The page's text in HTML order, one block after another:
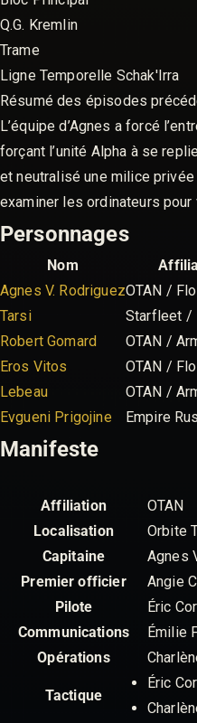
Q.G. Kremlin
Trame
Ligne Temporelle Schak'Irra
Résumé des épisodes
L’équipe d’Agnes a forcé
forçant l’unité Alpha à se
et neutralisé une milice
examiner les ordinateurs
Personnages
Nom
Agnes V. RodriguezOTAN /
Tarsi
Starfleet /
Robert Gomard
OTAN /
Eros Vitos
OTAN /
Lebeau
OTAN /
Evgueni Prigojine
Empire
Manifeste
Affiliation
OTAN
Localisation
Orbite
Capitaine
Agnes
Premier officier
Angie
Pilote
Éric
Communications
Émilie
Opérations
Tactique
Éric